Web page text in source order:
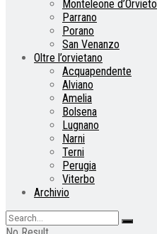
Monteleone d’Orvieto
Parrano
Porano
San Venanzo
Oltre l’orvietano
Acquapendente
Alviano
Amelia
Bolsena
Lugnano
Narni
Terni
Perugia
Viterbo
Archivio